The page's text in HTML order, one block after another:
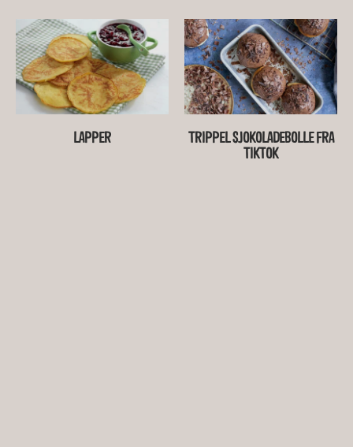
LAPPER
TRIPPEL SJOKOLADEBOLLE FRA
TIKTOK